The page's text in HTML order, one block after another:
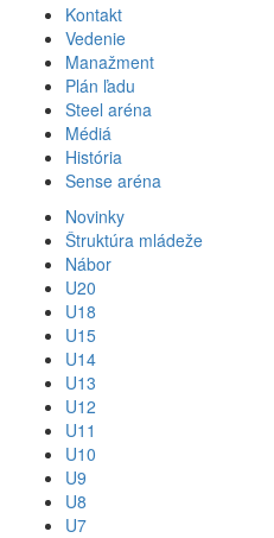
Kontakt
Vedenie
Manažment
Plán ľadu
Steel aréna
Médiá
História
Sense aréna
Novinky
Štruktúra mládeže
Nábor
U20
U18
U15
U14
U13
U12
U11
U10
U9
U8
U7